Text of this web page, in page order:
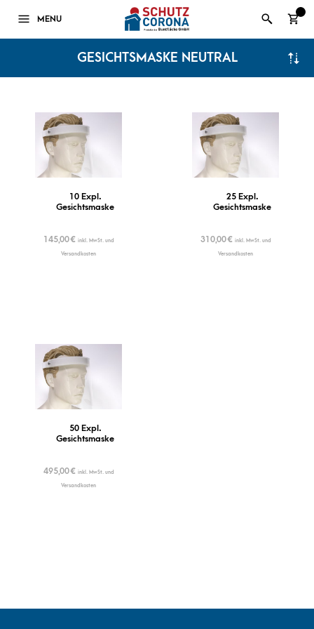
MENU
GESICHTSMASKE NEUTRAL
10 Expl.
Gesichtsmaske
145,00€ inkl. MwSt. und
Versandkosten
50 Expl.
Gesichtsmaske
495,00€ inkl. MwSt. und
Versandkosten
25 Expl.
Gesichtsmaske
310,00€ inkl. MwSt. und
Versandkosten